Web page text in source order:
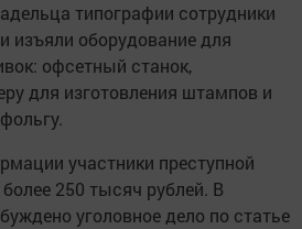
типографии сотрудники
изъяли оборудование для
офсетный станок,
для изготовления штампов и
участники преступной
250 тысяч рублей. В
уголовное дело по статье